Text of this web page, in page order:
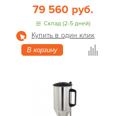
79 560 руб.
Склад (2-5 дней)
Купить в один клик
В корзину